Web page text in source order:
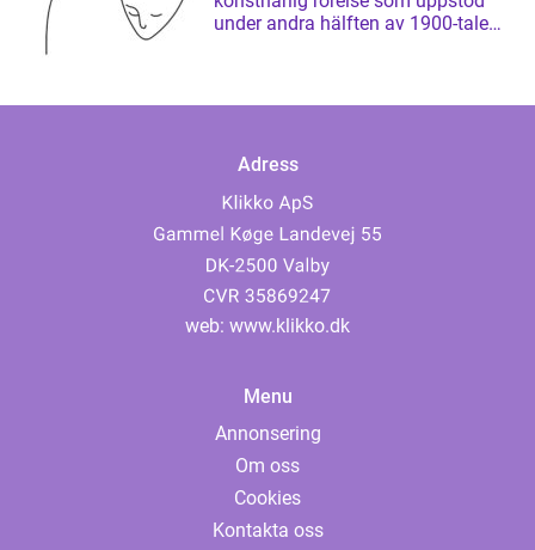
under andra hälften av 1900-talet
Adress
web: www.klikko.dk
Menu
Annonsering
Om oss
Cookies
Kontakta oss